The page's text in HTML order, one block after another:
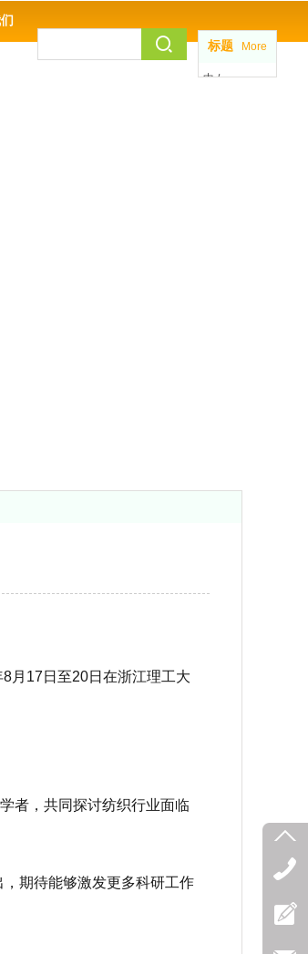
标题 More
中 /
月17日至20日在浙江理工大
者，共同探讨纺织行业面临
期待能够激发更多科研工作